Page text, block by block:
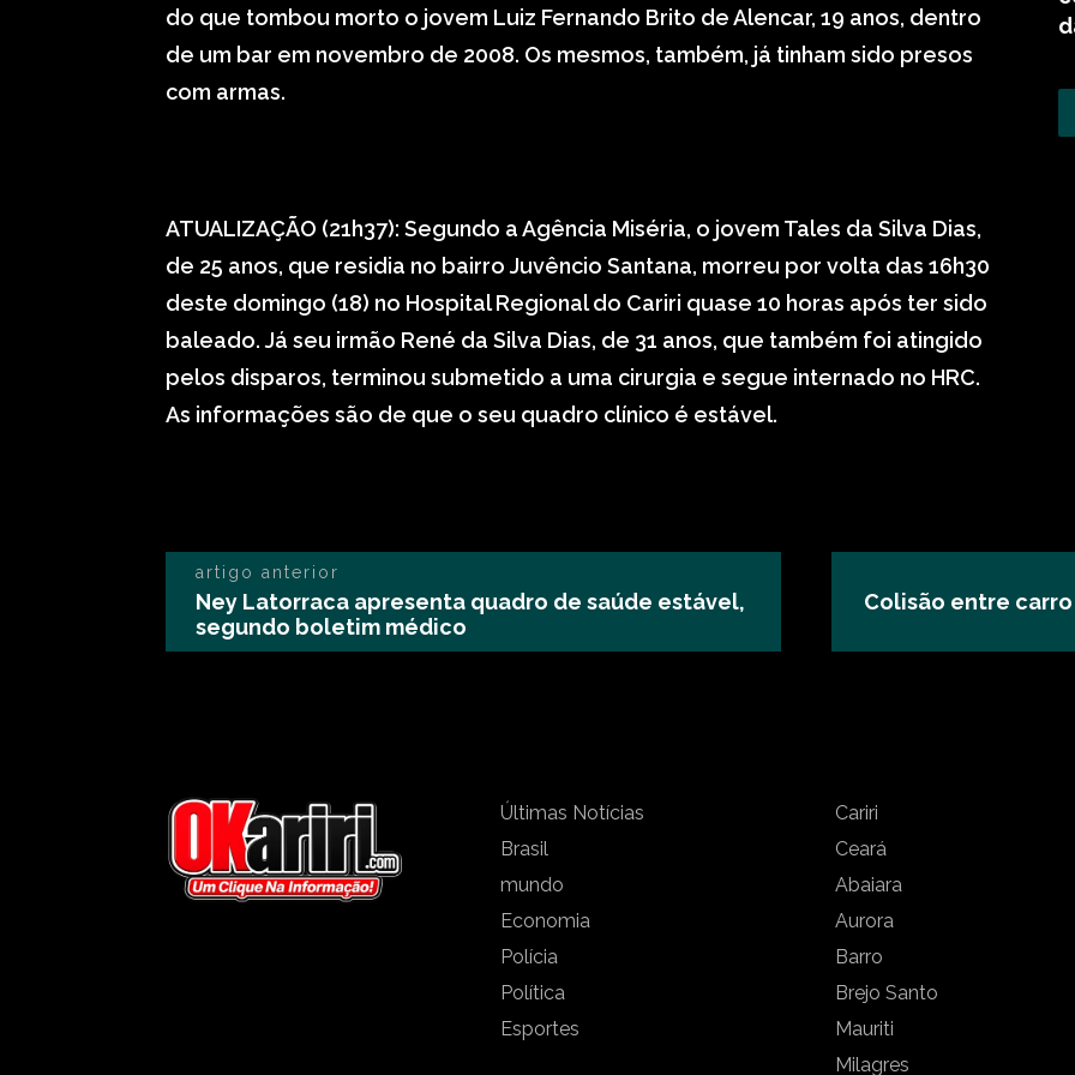
do que tombou morto o jovem Luiz Fernando Brito de Alencar, 19 anos, dentro
de um bar em novembro de 2008. Os mesmos, também, já tinham sido presos
com armas.
ATUALIZAÇÃO (21h37): Segundo a Agência Miséria, o jovem Tales da Silva Dias,
de 25 anos, que residia no bairro Juvêncio Santana, morreu por volta das 16h30
deste domingo (18) no Hospital Regional do Cariri quase 10 horas após ter sido
baleado. Já seu irmão René da Silva Dias, de 31 anos, que também foi atingido
pelos disparos, terminou submetido a uma cirurgia e segue internado no HRC.
As informações são de que o seu quadro clínico é estável.
artigo anterior
Ney Latorraca apresenta quadro de saúde estável,
segundo boletim médico
Colisão entre
Últimas Notícias
Brasil
mundo
Economia
Polícia
Política
Esportes
Cariri
Ceará
Abaiara
Aurora
Barro
Brejo Santo
Mauriti
Milagres